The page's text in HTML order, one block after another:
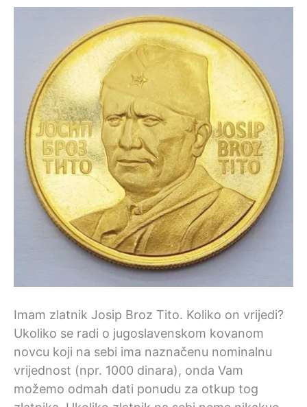
Imam zlatnik Josip Broz Tito. Koliko on vrijedi?
Ukoliko se radi o jugoslavenskom kovanom
novcu koji na sebi ima naznačenu nominalnu
vrijednost (npr. 1000 dinara), onda Vam
možemo odmah dati ponudu za otkup tog